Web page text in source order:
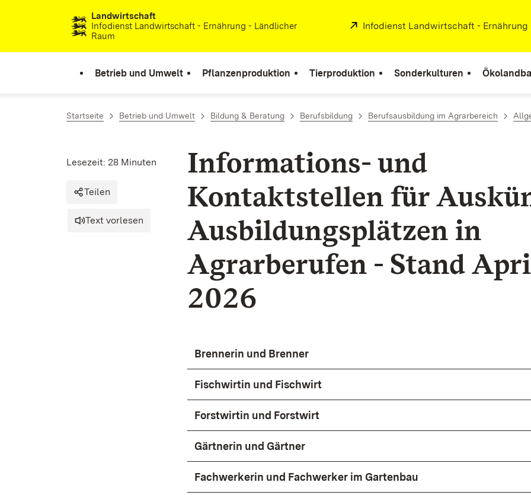
Zum Inhalt springen
Landwirtschaft
Infodienst Landwirtschaft - Ernährung - Ländlicher
Raum
Extern:
Infodienst Landwirtschaft -
Betrieb und Umwelt Pflanzenproduktion Tierproduktion Sonderkulturen
Startseite Betrieb und Umwelt Bildung & Beratung Berufsbildung Berufsausbildung im Agrarbereich
Informations- und
Kontaktstellen für
Ausbildungsplätzen in
Agrarberufen - Stand
2026
Lesezeit: 28 Minuten
Teilen
Text vorlesen
Brennerin und Brenner
Fischwirtin und Fischwirt
Forstwirtin und Forstwirt
Gärtnerin und Gärtner
Fachwerkerin und Fachwerker im Gartenbau